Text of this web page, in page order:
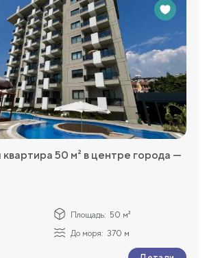
50 м² в центре города —
Площадь: 50 м²
До моря: 370 м